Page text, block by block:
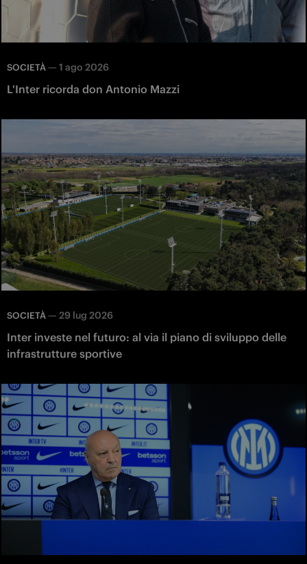
SOCIETÀ — 1 ago 2026
L'Inter ricorda don Antonio Mazzi
SOCIETÀ — 29 lug 2026
Inter investe nel futuro: al via il piano di sviluppo delle
infrastrutture sportive